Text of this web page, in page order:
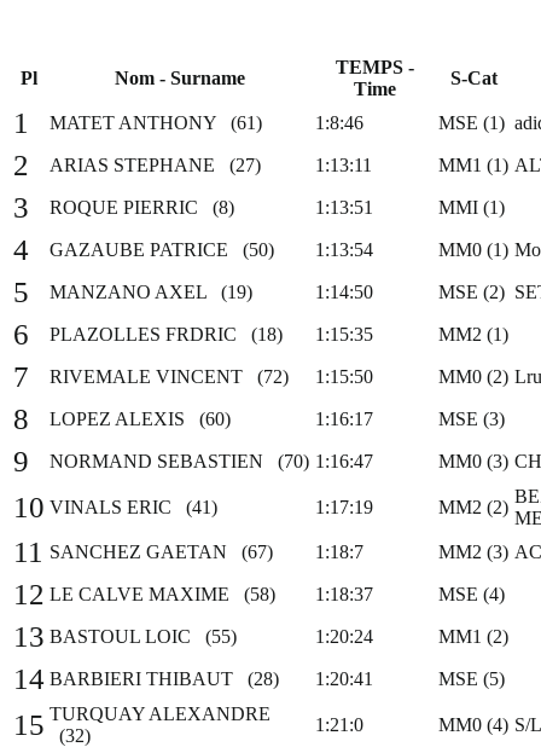
Pl Nom - Surname
TEMPS -
Time
S-Cat
1 MATET ANTHONY (61) 1:8:46 MSE (1)
2 ARIAS STEPHANE (27) 1:13:11 MM1 (1)
3 ROQUE PIERRIC (8) 1:13:51 MMI (1)
4 GAZAUBE PATRICE (50) 1:13:54 MM0 (1)
5 MANZANO AXEL (19) 1:14:50 MSE (2)
6 PLAZOLLES FRDRIC (18) 1:15:35 MM2 (1)
7 RIVEMALE VINCENT (72) 1:15:50 MM0 (2)
8 LOPEZ ALEXIS (60) 1:16:17 MSE (3)
9 NORMAND SEBASTIEN (70) 1:16:47 MM0 (3)
10 VINALS ERIC (41) 1:17:19 MM2 (2)
11 SANCHEZ GAETAN (67) 1:18:7 MM2 (3)
12 LE CALVE MAXIME (58) 1:18:37 MSE (4)
13 BASTOUL LOIC (55) 1:20:24 MM1 (2)
14 BARBIERI THIBAUT (28) 1:20:41 MSE (5)
15 TURQUAY ALEXANDRE
(32)
1:21:0 MM0 (4) S/